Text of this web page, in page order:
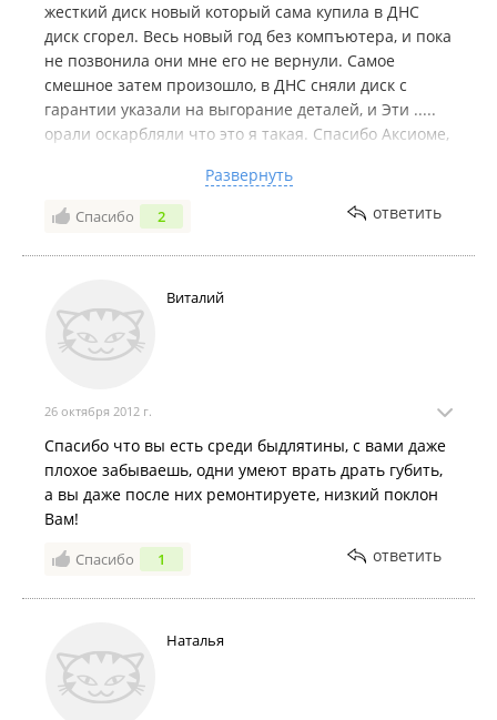
жесткий диск новый который сама купила в ДНС
диск сгорел. Весь новый год без компъютера, и пока
не позвонила они мне его не вернули. Самое
смешное затем произошло, в ДНС сняли диск с
гарантии указали на выгорание деталей, и Эти .....
орали оскарбляли что это я такая. Спасибо Аксиоме,
это их неправильная установка сожгла, не первый
раз уже обращаюсь в Аксиому есть такое
выражение: Можете мои слова отнести в банк (кто
не понимает, это значит то-же самое что допустим
Большое спасибо!
Развернуть
Спасибо 2 ответить
Виталий
26 октября 2012 г.
Спасибо что вы есть среди быдлятины, с вами даже
плохое забываешь, одни умеют врать драть губить,
а вы даже после них ремонтируете, низкий поклон
Вам!
Спасибо 1 ответить
Наталья